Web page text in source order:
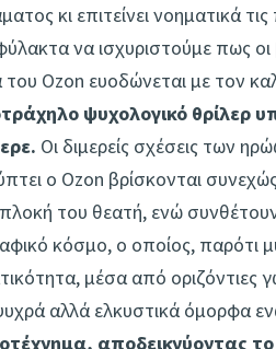
κι επιτείνει νοηματικά
να ισχυριστούμε πως οι
του Ozon ευοδώνεται με τον
ψυχολογικό θρίλερ
Οι διμερείς σχέσεις των
ο Ozon βρίσκονται
του θεατή, ενώ
κόσμο, ο οποίος, παρότι
μέσα από οριζόντιες
αλλά ελκυστικά όμορφα
αποδεικνύοντας